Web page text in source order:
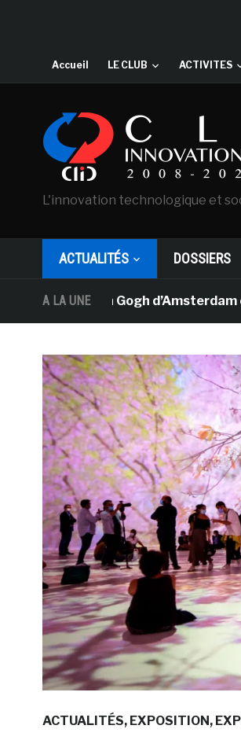
Accueil LE CLUB ACTIVITES
L'innovation technologique et
ACTUALITÉS DOSSIERS
A LA UNE
Van Gogh d’Amsterdam et DHL
ACTUALITÉS EXPOSITION